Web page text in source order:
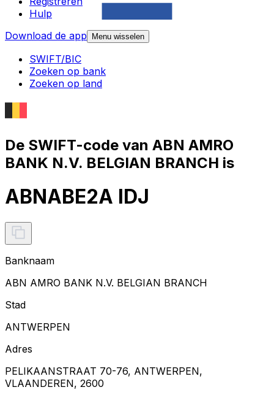
Hulp
Download de app
Menu wisselen
SWIFT/BIC
Zoeken op bank
Zoeken op land
De SWIFT-code van ABN AMRO
BANK N.V. BELGIAN BRANCH is
ABNABE2A IDJ
Banknaam
ABN AMRO BANK N.V. BELGIAN BRANCH
Stad
ANTWERPEN
Adres
PELIKAANSTRAAT 70-76, ANTWERPEN,
VLAANDEREN, 2600